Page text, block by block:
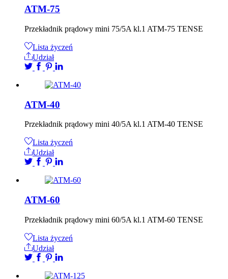
ATM-75
Przekładnik prądowy mini 75/5A kl.1 ATM-75 TENSE
Lista życzeń
Udział
ATM-40
Przekładnik prądowy mini 40/5A kl.1 ATM-40 TENSE
Lista życzeń
Udział
ATM-60
Przekładnik prądowy mini 60/5A kl.1 ATM-60 TENSE
Lista życzeń
Udział